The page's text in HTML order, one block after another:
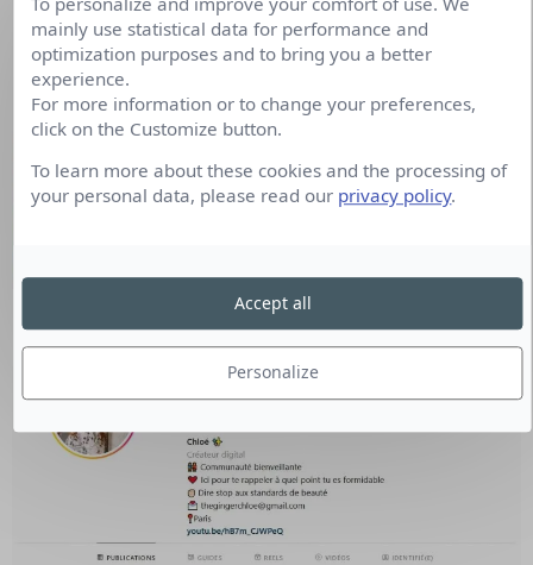
The ginger Chloé
mainly use statistical data for performance and
optimization purposes and to bring you a better
experience.
For more information or to change your preferences,
click on the Customize button.
To learn more about these cookies and the processing of
your personal data, please read our privacy policy.
Personalize
Accept all